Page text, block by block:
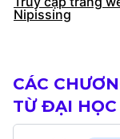
Nipissing
CÁC
TỪ ĐẠI HỌC